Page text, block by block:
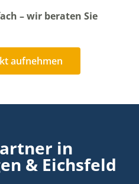
– wir beraten Sie
aufnehmen
in
& Eichsfeld